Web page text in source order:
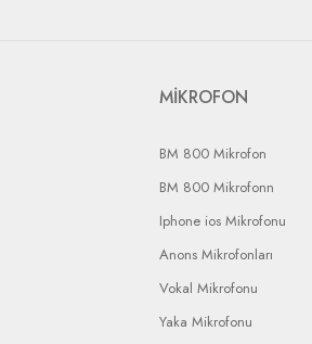
MİKROFON
BM 800 Mikrofon
BM 800 Mikrofonn
Iphone ios Mikrofonu
Anons Mikrofonları
Vokal Mikrofonu
Yaka Mikrofonu